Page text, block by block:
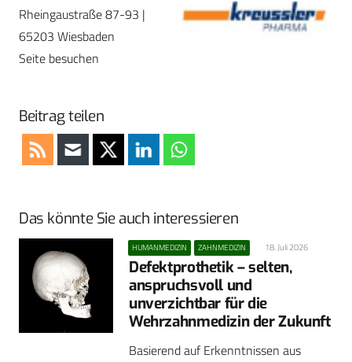
Rheingaustraße 87-93 |
65203 Wiesbaden
Seite besuchen
Beitrag teilen
Das könnte Sie auch interessieren
HUMANMEDIZIN ZAHNMEDIZIN 18. Juli 2026
Defektprothetik – selten,
anspruchsvoll und
unverzichtbar für die
Wehrzahnmedizin der Zukunft
Basierend auf Erkenntnissen aus